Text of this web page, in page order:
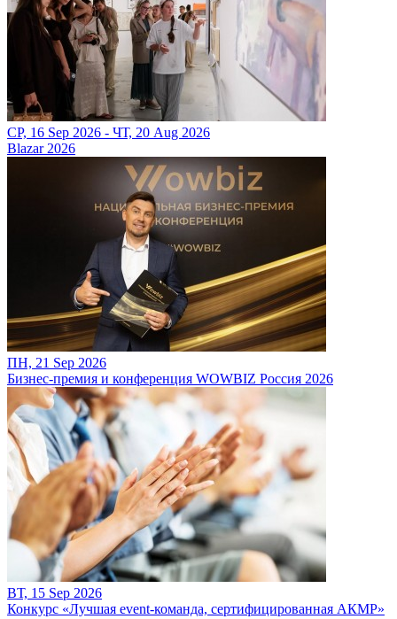
СР, 16 Sep 2026 - ЧТ, 20 Aug 2026
Blazar 2026
ПН, 21 Sep 2026
Бизнес-премия и конференция WOWBIZ Россия 2026
ВТ, 15 Sep 2026
Конкурс «Лучшая event-команда, сертифицированная АКМР»